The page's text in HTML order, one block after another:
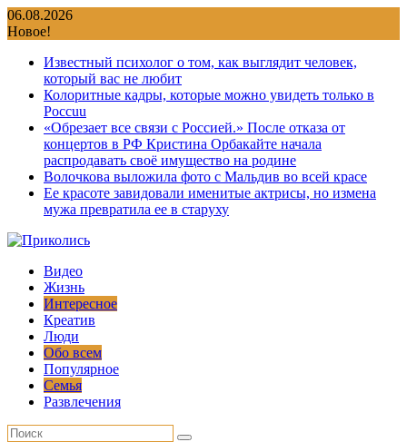
Перейти
к
06.08.2026
Новое!
Известный психолог о том, как выглядит человек,
который вас не любит
Колоритные кадры, которые можно увидеть только в
Россuu
«Обрезает все связи с Россией.» После отказа от
концертов в РФ Кристина Орбакайте начала
распродавать своё имущество на родине
Волочкова выложила фото с Мальдив во всей красе
Ее красоте завидовали именитые актрисы, но измена
мужа превратила ее в старуху
Видео
Жизнь
Интересное
Креатив
Люди
Обо всем
Популярное
Семья
Развлечения